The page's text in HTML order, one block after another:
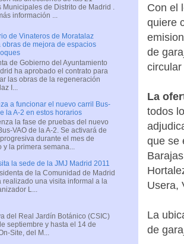
Con el
quiere
de
La
todos
que se
Usera,
La
de
Municipales de Distrito de Madrid .
información ...
de Vinateros de Moratalaz
obras de mejora de espacios
de Gobierno del Ayuntamiento
ha aprobado el contrato para
las obras de la regeneración
I...
a funcionar el nuevo carril Bus-
la A-2 en estos horarios
la fase de pruebas del nuevo
VAO de la A-2. Se activará de
durante el mes de
y la primera semana...
la sede de la JMJ Madrid 2011
de la Comunidad de Madrid
realizado una visita informal a la
L...
del Real Jardín Botánico (CSIC)
septiembre y hasta el 14 de
Site, del M...